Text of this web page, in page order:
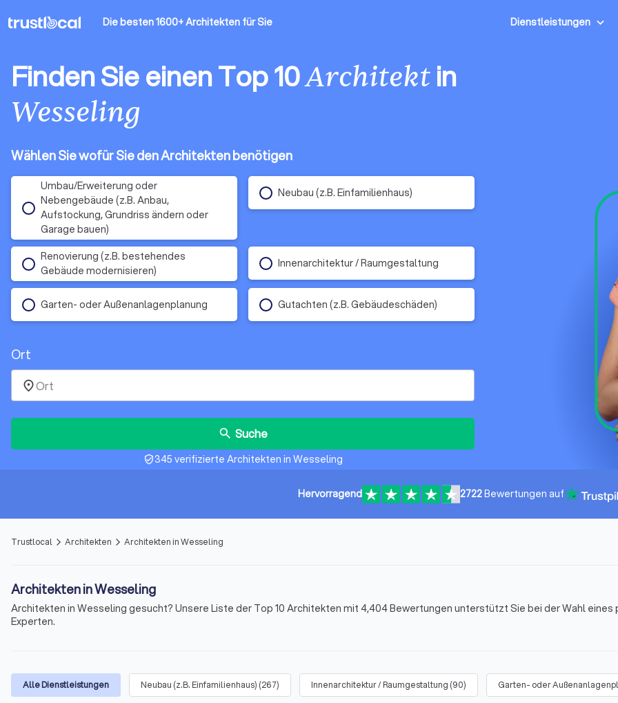
Die besten 1600+ Architekten für Sie Dienstleistungen
Finden Sie einen Top 10Architektin
Wesseling
Wählen Sie wofür Sie den Architekten benötigen
Umbau/Erweiterung oder
Nebengebäude (z.B. Anbau,
Aufstockung, Grundriss ändern oder
Garage bauen)
Neubau (z.B. Einfamilienhaus)
Renovierung (z.B. bestehendes
Gebäude modernisieren)
Innenarchitektur / Raumgestaltung
Garten- oder Außenanlagenplanung Gutachten (z.B. Gebäudeschäden)
Ort
place
search Suche
verified_user345 verifizierte Architekten in Wesseling
Hervorragend 2722Bewertungen auf
Trustlocal arrow_forward_ios Architekten arrow_forward_ios Architekten in Wesseling
Architekten in Wesseling
Architekten in Wesseling gesucht? Unsere Liste der Top 10 Architekten mit 4,404 Bewertungen unterstützt Sie bei der Wahl eines
Experten.
Alle Dienstleistungen Neubau (z.B. Einfamilienhaus) (267) Innenarchitektur / Raumgestaltung (90) Garten- oder